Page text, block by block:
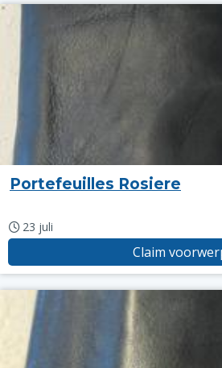
Portefeuilles Rosiere
23 juli
Claim